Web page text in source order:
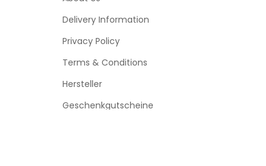
Delivery Information
Privacy Policy
Terms & Conditions
Hersteller
Geschenkgutscheine